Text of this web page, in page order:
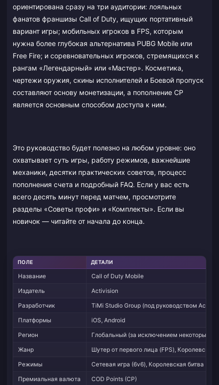
ориентирована сразу на три аудитории: лояльных
фанатов франшизы Call of Duty, ищущих портативный
вариант игры; мобильных игроков в FPS, которым
нужна более глубокая альтернатива PUBG Mobile или
Free Fire; и соревновательных игроков, стремящихся к
рангам «Легендарный» или «Мастер». Косметика,
чертежи оружия, скины исполнителей и Боевой пропуск
составляют основу монетизации, а пополнение CP
является основным способом доступа к ним.
Это руководство будет полезно на любом уровне: оно
охватывает суть игры, работу режимов, важнейшие
механики, десятки практических советов, процесс
пополнения счета и подробный FAQ. Если у вас есть
всего десять минут перед матчем, просмотрите
разделы «Советы профи» и «Комплекты». Если вы
новичок — читайте от начала до конца.
ПОЛЕ ДЕТАЛИ
Название
Call of Duty Mobile
Издатель
Activision
Разработчик
TiMi Studio Group (под руководством
Платформы
iOS, Android
Регион
Глобальный (за исключением некоторых
Жанр
Шутер от первого лица (FPS), Королевская
Режимы
Сетевая игра (6v6), Королевская битва
Премиальная валюта
COD Points (CP)